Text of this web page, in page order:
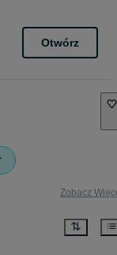
Otwórz
Zobacz